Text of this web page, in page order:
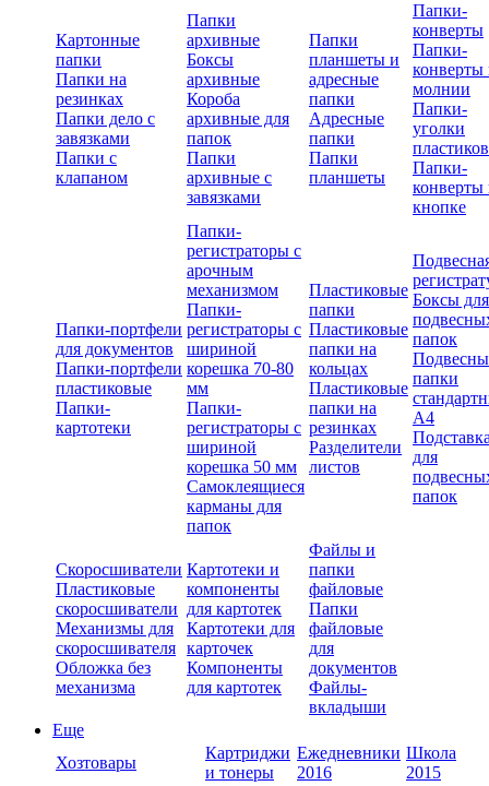
Картонные
папки
Папки на
резинках
Папки дело с
завязками
Папки с
клапаном
Папки
архивные
Боксы
архивные
Короба
архивные для
папок
Папки
архивные с
завязками
Папки
планшеты и
адресные
папки
Адресные
папки
Папки
планшеты
Папки-
конверты
Папки-
конверты
молнии
Папки-
уголки
Папки-
конверты
кнопке
Папки-портфели
для документов
Папки-портфели
пластиковые
Папки-
картотеки
Папки-
регистраторы с
арочным
механизмом
Папки-
регистраторы с
шириной
корешка 70-80
мм
Папки-
регистраторы с
шириной
корешка 50 мм
Самоклеящиеся
карманы для
папок
Пластиковые
папки
Пластиковые
папки на
кольцах
Пластиковые
папки на
резинках
Разделители
листов
Боксы для
папок
папки
А4
для
папок
Скоросшиватели
Пластиковые
скоросшиватели
Механизмы для
скоросшивателя
Обложка без
механизма
Картотеки и
компоненты
для картотек
Картотеки для
карточек
Компоненты
для картотек
Файлы и
папки
файловые
Папки
файловые
для
документов
Файлы-
вкладыши
Еще
Хозтовары
Картриджи
и тонеры
Ежедневники
2016
Школа
2015